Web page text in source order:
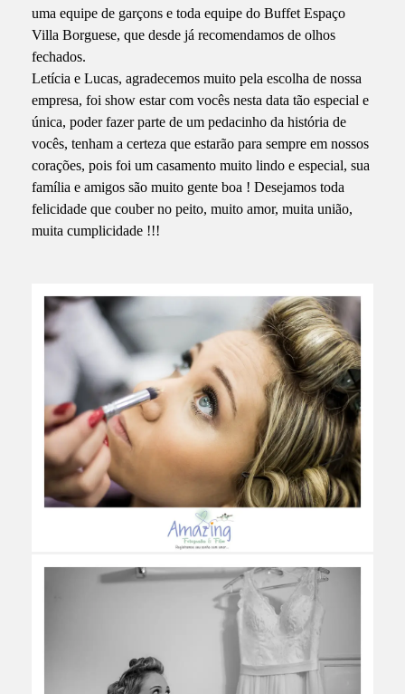
uma equipe de garçons e toda equipe do Buffet Espaço
Villa Borguese, que desde já recomendamos de olhos
fechados.
Letícia e Lucas, agradecemos muito pela escolha de nossa
empresa, foi show estar com vocês nesta data tão especial e
única, poder fazer parte de um pedacinho da história de
vocês, tenham a certeza que estarão para sempre em nossos
corações, pois foi um casamento muito lindo e especial, sua
família e amigos são muito gente boa ! Desejamos toda
felicidade que couber no peito, muito amor, muita união,
muita cumplicidade !!!